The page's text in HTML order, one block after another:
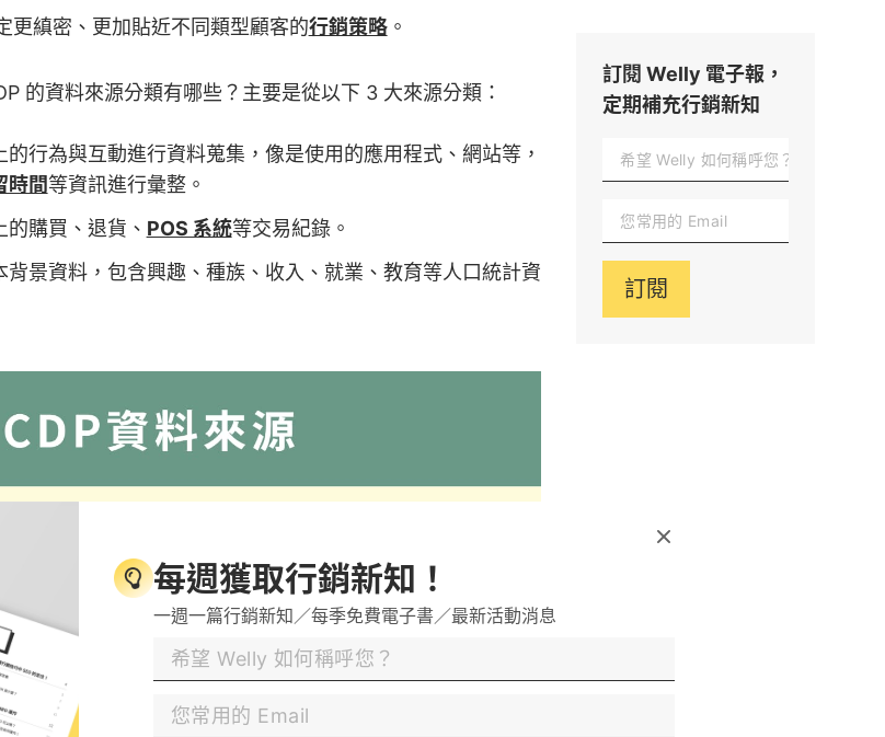
每週獲取行銷新知！
一週一篇行銷新知／每季免費電子書／最新活動消息
更縝密、更加貼近不同類型顧客的行銷策略。
的資料來源分類有哪些？主要是從以下 3 大來源分類：
行為與互動進行資料蒐集，像是使用的應用程式、網站等，
時間等資訊進行彙整。
購買、退貨、 POS 系統等交易紀錄。
背景資料，包含興趣、種族、收入、就業、教育等人口統計資
訂閱 Welly 電子報，
定期補充行銷新知
訂閱